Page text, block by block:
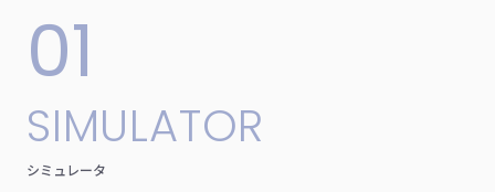
01
SIMULATOR
シミ ュ レータ